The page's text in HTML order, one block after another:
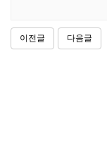
이전글 다음글